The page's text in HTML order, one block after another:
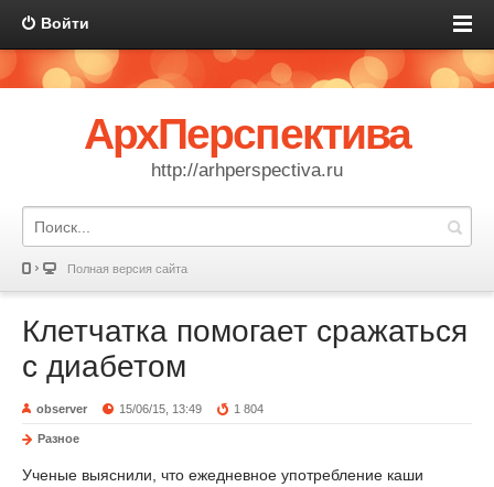
Войти
АрхПерспектива
http://arhperspectiva.ru
Полная версия сайта
Клетчатка помогает сражаться
с диабетом
observer 15/06/15, 13:49 1 804
Разное
Ученые выяснили, что ежедневное употребление каши